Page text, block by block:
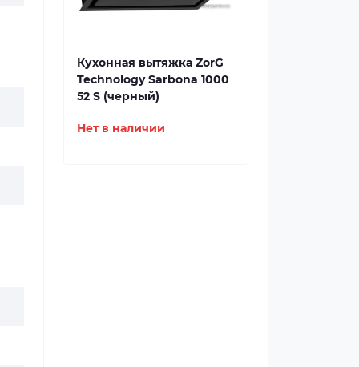
Кухонная вытяжка ZorG
Technology Sarbona 1000
52 S (черный)
Нет в наличии